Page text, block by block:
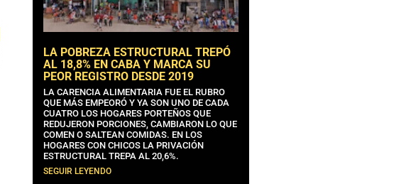
LA POBREZA ESTRUCTURAL TREPÓ
AL 18,8% EN CABA Y MARCA SU
PEOR REGISTRO DESDE 2019
LA CARENCIA ALIMENTARIA FUE EL RUBRO
QUE MÁS EMPEORÓ Y YA SON UNO DE CADA
CUATRO LOS HOGARES PORTEÑOS QUE
REDUJERON PORCIONES, CAMBIARON LO QUE
COMEN O SALTEAN COMIDAS. EN LOS
HOGARES CON CHICOS LA PRIVACIÓN
ESTRUCTURAL TREPA AL 20,6%.
SEGUIR LEYENDO